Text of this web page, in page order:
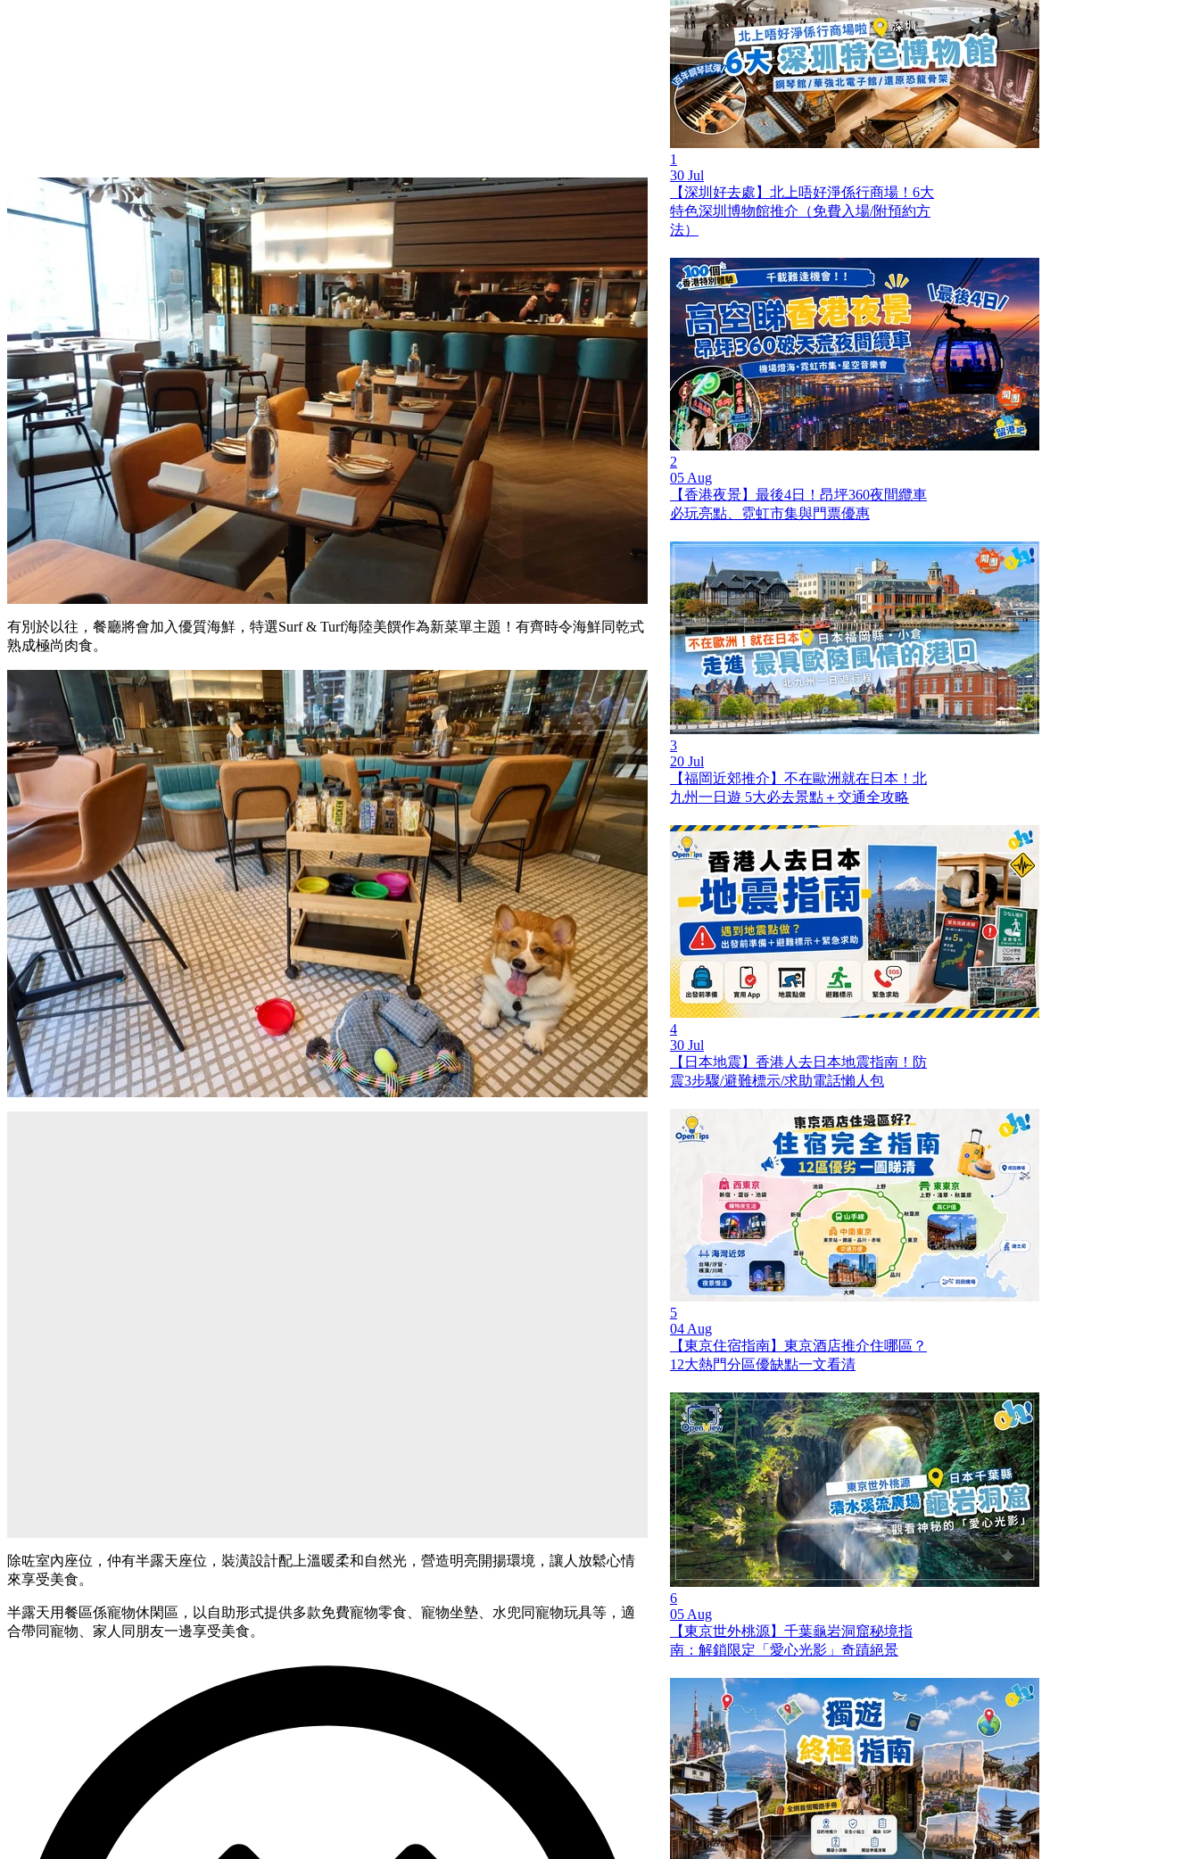
有別於以往，餐廳將會加入優質海鮮，特選Surf & Turf海陸美饌作為新菜單主題！有齊時令海鮮同乾式
熟成極尚肉食。
除咗室內座位，仲有半露天座位，裝潢設計配上溫暖柔和自然光，營造明亮開揚環境，讓人放鬆心情
來享受美食。
半露天用餐區係寵物休閑區，以自助形式提供多款免費寵物零食、寵物坐墊、水兜同寵物玩具等，適
合帶同寵物、家人同朋友一邊享受美食。
1
30 Jul
【深圳好去處】北上唔好淨係行商場！6大
特色深圳博物館推介（免費入場/附預約方
法）
2
05 Aug
【香港夜景】最後4日！昂坪360夜間纜車
必玩亮點、霓虹市集與門票優惠
3
20 Jul
【福岡近郊推介】不在歐洲就在日本！北
九州一日遊 5大必去景點＋交通全攻略
4
30 Jul
【日本地震】香港人去日本地震指南！防
震3步驟/避難標示/求助電話懶人包
5
04 Aug
【東京住宿指南】東京酒店推介住哪區？
12大熱門分區優缺點一文看清
6
05 Aug
【東京世外桃源】千葉龜岩洞窟秘境指
南：解鎖限定「愛心光影」奇蹟絕景